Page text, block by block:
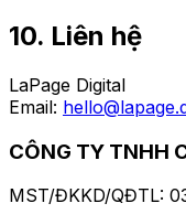
10. Liên hệ
LaPage Digital
Email:
CÔNG TY TNHH
MST/ĐKKD/QĐTL: